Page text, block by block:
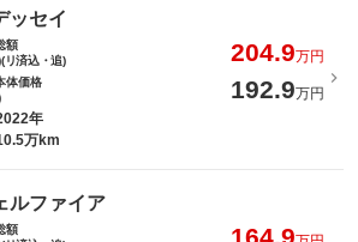
ッセイ
額
リ済込・追)
204.9万円
体価格
192.9万円
年
万km
ルファイア
額